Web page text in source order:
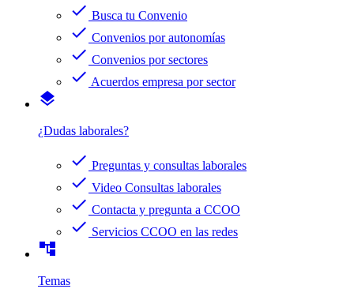
check Busca tu Convenio
check Convenios por autonomías
check Convenios por sectores
check Acuerdos empresa por sector
layers
¿Dudas laborales?
check Preguntas y consultas laborales
check Video Consultas laborales
check Contacta y pregunta a CCOO
check Servicios CCOO en las redes
account_tree
Temas